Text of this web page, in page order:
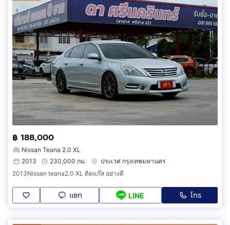
฿ 188,000
Nissan Teana 2.0 XL
2013
230,000 กม.
ประเวศ กรุงเทพมหานคร
2013Nissan teana2.0 XL ติดแก๊ส อย่างดี
แชท LINE โทร